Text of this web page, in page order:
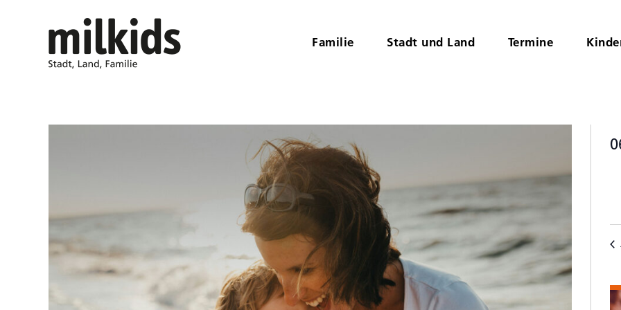
Familie Stadt und Land Termine